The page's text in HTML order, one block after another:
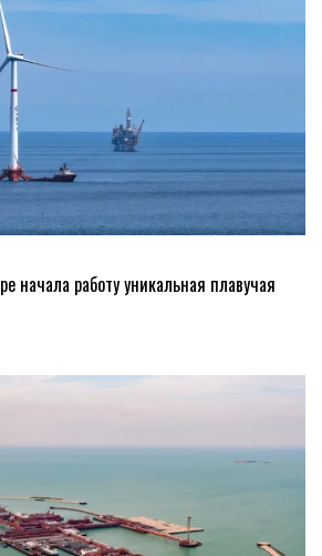
начала работу уникальная плавучая